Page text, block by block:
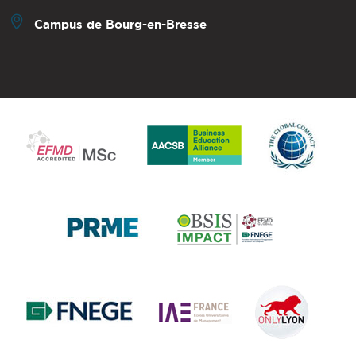
Campus de Bourg-en-Bresse